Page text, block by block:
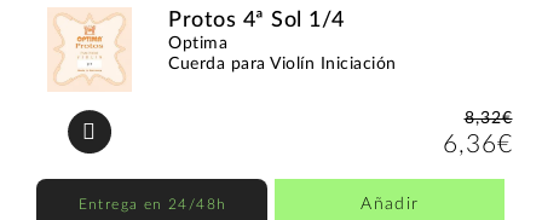
Protos 4ª Sol 1/4
Optima
Cuerda para Violín Iniciación
8,32€
6,36€
Entrega en 24/48h Añadir